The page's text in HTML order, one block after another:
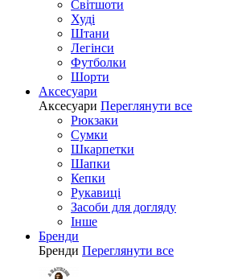
Світшоти
Худі
Штани
Легінси
Футболки
Шорти
Аксесуари
Аксесуари Переглянути все
Рюкзаки
Сумки
Шкарпетки
Шапки
Кепки
Рукавиці
Засоби для догляду
Інше
Бренди
Бренди Переглянути все